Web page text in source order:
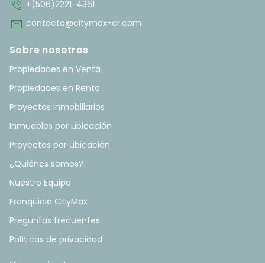
phone_in_talk +(506)2221-4361
mail contacto@citymax-cr.com
Sobre nosotros
Propiedades en Venta
Propiedades en Renta
Proyectos Inmobiliarios
Inmuebles por ubicación
Proyectos por ubicación
¿Quiénes somos?
Nuestro Equipo
Franquicia CityMax
Preguntas frecuentes
Políticas de privacidad